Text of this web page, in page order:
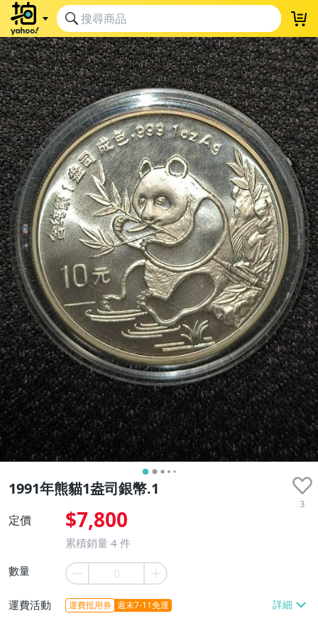
1991年熊貓1盎司銀幣.1
3
定價 $7,800
累積銷量 4 件
數量
運費活動 運費抵用券 週末7-11免運